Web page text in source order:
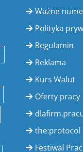
Ważne
Polityka
Regulamin
Reklama
Kurs Walut
Oferty pracy
the:protocol
Festiwal